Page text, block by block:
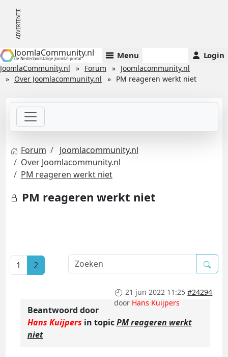
JoomlaCommunity.nl
de Nederlandstalige Joomla!-portal Menu Login
JoomlaCommunity.nl Forum
Joomlacommunity.nl
Over Joomlacommunity.nl
PM reageren werkt niet
Forum
Joomlacommunity.nl
Over Joomlacommunity.nl
PM reageren werkt niet
PM reageren werkt niet
1 2
21 jun 2022 11:25 #24294
door Hans Kuijpers
Beantwoord door
Hans Kuijpers in topicPM reageren werkt
niet